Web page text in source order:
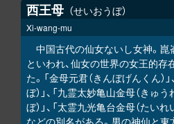
西王母 せいおうぼ
Xi-wang-mu
中国古代の仙女ないし女神。
といわれ、仙女の世界の女王的
た。「金母元君（きんぼげんくん）
ぼ）」、「九霊太妙亀山金母（きゅ
ぼ）」、「太霊九光亀台金母（たい
などの別名がある。男の神仙と東